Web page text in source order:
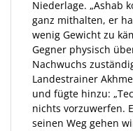
Niederlage. „Ashab
ganz mithalten, er
wenig Gewicht zu
Gegner physisch
Nachwuchs
Landestrainer
und fügte hinzu:
nichts vorzuwerfen.
seinen Weg gehen